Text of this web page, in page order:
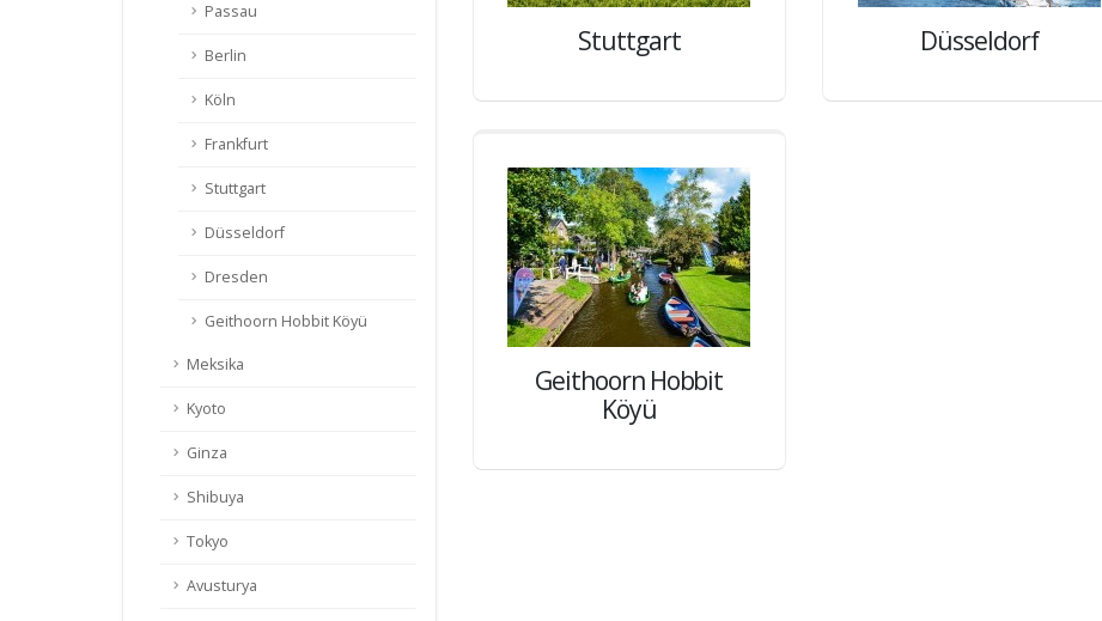
Passau
Berlin
Köln
Frankfurt
Stuttgart
Düsseldorf
Dresden
Geithoorn Hobbit Köyü
Meksika
Kyoto
Ginza
Shibuya
Tokyo
Avusturya
Stuttgart Düsseldorf
Geithoorn Hobbit
Köyü